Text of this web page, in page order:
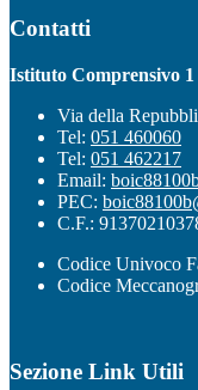
Contatti
Istituto Comprensivo
Via della
Tel: 051 460060
Tel: 051 462217
Email:
PEC:
C.F.:
Codice Univoco
Codice
Sezione Link Utili